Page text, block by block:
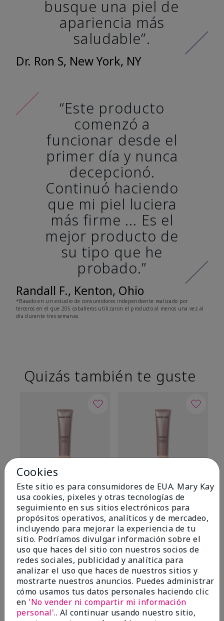
busque una piel de
apariencia más
saludable”.
Dr. Ron S, New York, NY
“Este producto
comenzó a
funcionar desde el
primer día y nunca
decepcionó.
Continuó haciendo
que mi piel luciera
más firme ... Es el
mejor producto de
su tipo que he
probado.”
Randall F., Kenton, Ohio
*Basado en un estudio de consumidores independiente realizado por
terceros en el que 205 caballeros utilizaron el producto al menos una vez al
día durante tres semanas.
Quizás también te guste
TimeWise® Matte 3D
Foundation
Light 1​ (subtonos rosados
fríos)
$28.00
TimeWise® Luminous 3D
Foundation
Light 1​ (subtonos rosados
fríos)
$28.00
Cookies
Este sitio es para consumidores de EUA. Mary Kay
usa cookies, pixeles y otras tecnologías de
seguimiento en sus sitios electrónicos para
propósitos operativos, analíticos y de mercadeo,
incluyendo para mejorar la experiencia de tu
sitio. Podríamos divulgar información sobre el
uso que haces del sitio con nuestros socios de
redes sociales, publicidad y analítica para
analizar el uso que haces de nuestros sitios y
mostrarte nuestros anuncios. Puedes administrar
cómo usamos tus datos personales haciendo clic
en 'No vender ni compartir mi información
personal'.. Al continuar usando nuestro sitio,